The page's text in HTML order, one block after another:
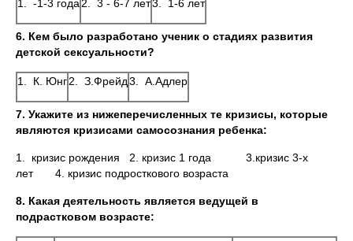
1. -1-3 года 2. 3 - 6-7 лет3. 1-6 лет
6. Кем было разработано ученик о стадиях развития
детской сексуальности?
1. К. Юнг2. З.Фрейд3. А.Адлер
7. Укажите из нижеперечисленных те кризисы, которые
являются кризисами самосознания ребенка:
1. кризис рождения 2. кризис 1 года 3.кризис 3-х
лет 4. кризис подросткового возраста
8. Какая деятельность является ведущей в
подрастковом возрасте: